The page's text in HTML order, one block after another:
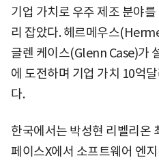
기업 가치로 우주 제조 분야
리 잡았다. 헤르메우스
글렌 케이스(Glenn Case)가
에 도전하며 기업 가치 10억
다.
한국에서는 박성현 리벨리온
페이스X에서 소프트웨어 엔